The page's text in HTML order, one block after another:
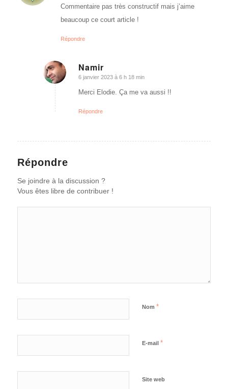
:
Commentaire pas très constructif mais j’aime
beaucoup ce court article !
Répondre
Namir
dit
6 janvier 2023 à 6 h 18 min
Merci Elodie. Ça me va aussi !!
Répondre
Répondre
Se joindre à la discussion ?
Vous êtes libre de contribuer !
Nom *
E-mail *
Site web